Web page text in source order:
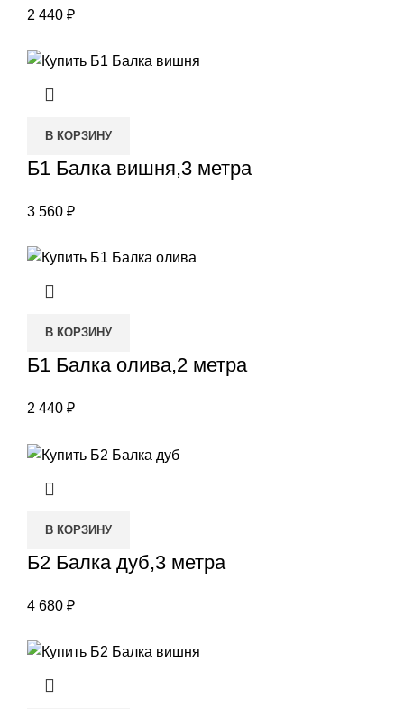
2 440 ₽
В КОРЗИНУ
Б1 Балка вишня,3 метра
3 560 ₽
В КОРЗИНУ
Б1 Балка олива,2 метра
2 440 ₽
В КОРЗИНУ
Б2 Балка дуб,3 метра
4 680 ₽